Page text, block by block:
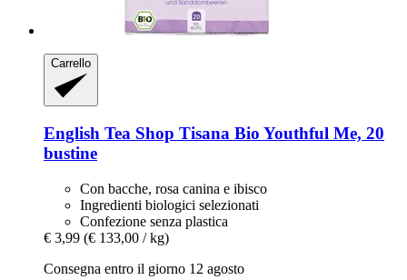
Carrello
English Tea Shop Tisana Bio Youthful Me, 20
bustine
Con bacche, rosa canina e ibisco
Ingredienti biologici selezionati
Confezione senza plastica
€ 3,99 (€ 133,00 / kg)
Consegna entro il giorno 12 agosto